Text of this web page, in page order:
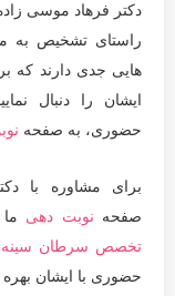
دکتر فرهاد موسی
راستای تشخیص به
هایی جدی دارند که
ایشان را دنبال
حضوری، به صفحه
برای مشاوره با
صفحه نوبت دهی
تخصص سرطان سینه
حضوری با ایشان بهره